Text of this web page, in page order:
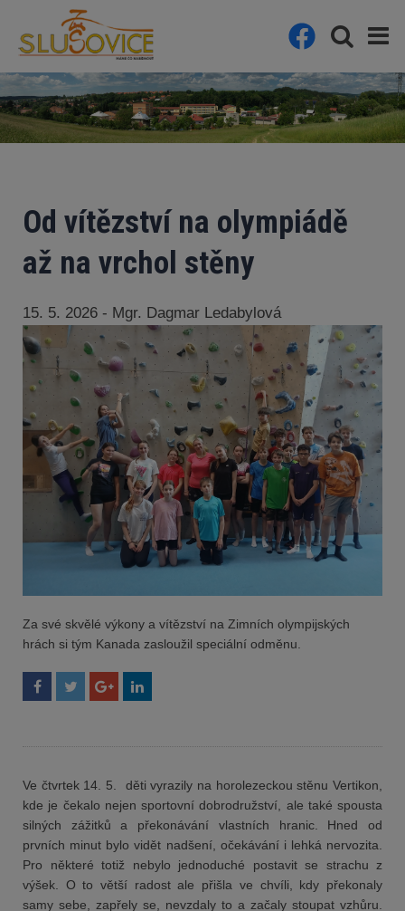
Od vítězství na olympiádě
až na vrchol stěny
15. 5. 2026 - Mgr. Dagmar Ledabylová
Za své skvělé výkony a vítězství na Zimních olympijských
hrách si tým Kanada zasloužil speciální odměnu.
Ve čtvrtek 14. 5. děti vyrazily na horolezeckou stěnu Vertikon,
kde je čekalo nejen sportovní dobrodružství, ale také spousta
silných zážitků a překonávání vlastních hranic. Hned od
prvních minut bylo vidět nadšení, očekávání i lehká nervozita.
Pro některé totiž nebylo jednoduché postavit se strachu z
výšek. O to větší radost ale přišla ve chvíli, kdy překonaly
samy sebe, zapřely se, nevzdaly to a začaly stoupat vzhůru.